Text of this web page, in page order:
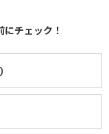
チェック！